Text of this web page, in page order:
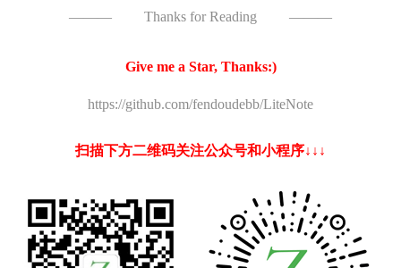
——— Thanks for Reading ———
Give me a Star, Thanks:)
https://github.com/fendoudebb/LiteNote
扫描下方二维码关注公众号和小程序↓↓↓